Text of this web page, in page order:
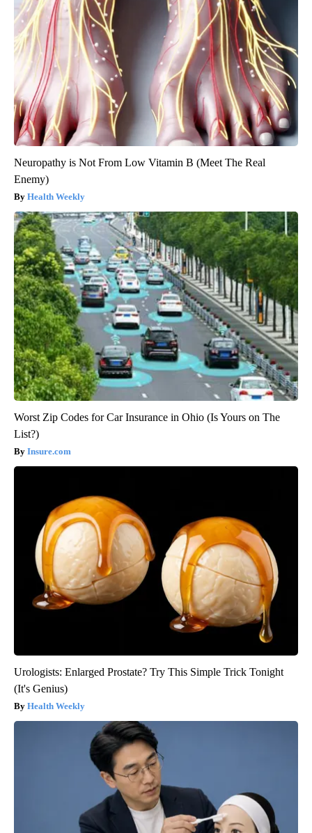
Neuropathy is Not From Low Vitamin B (Meet The Real
Enemy)
Health Weekly
Worst Zip Codes for Car Insurance in Ohio (Is Yours on The
List?)
Insure.com
Urologists: Enlarged Prostate? Try This Simple Trick Tonight
(It's Genius)
Health Weekly